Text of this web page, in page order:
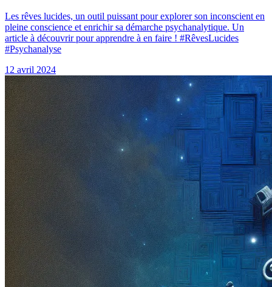
Les rêves lucides, un outil puissant pour explorer son inconscient en
pleine conscience et enrichir sa démarche psychanalytique. Un
article à découvrir pour apprendre à en faire ! #RêvesLucides
#Psychanalyse
12 avril 2024